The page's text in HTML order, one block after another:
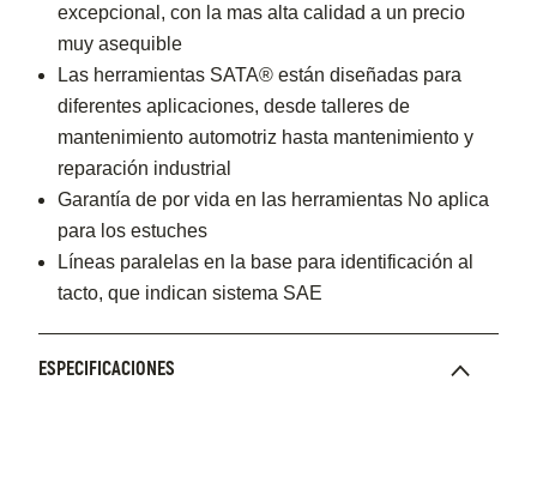
excepcional, con la mas alta calidad a un precio
muy asequible
Las herramientas SATA® están diseñadas para
diferentes aplicaciones, desde talleres de
mantenimiento automotriz hasta mantenimiento y
reparación industrial
Garantía de por vida en las herramientas No aplica
para los estuches
Líneas paralelas en la base para identificación al
tacto, que indican sistema SAE
ESPECIFICACIONES